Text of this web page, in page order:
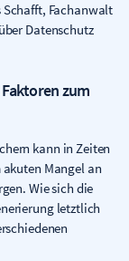
Schafft, Fachanwalt
Datenschutz
zum
kann in Zeiten
Mangel an
Wie sich die
letztlich